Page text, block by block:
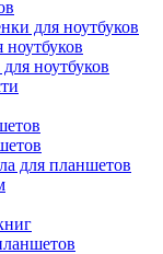
для ноутбуков
ноутбуков
для планшетов